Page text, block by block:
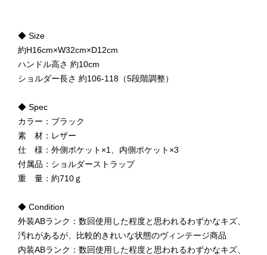
◆ Size
約H16cm×W32cm×D12cm
ハンドル高さ 約10cm
ショルダー長さ 約106-118（5段階調整）
◆ Spec
カラー：ブラック
素 材：レザー
仕 様：外側ポケット×1、内側ポケット×3
付属品：ショルダーストラップ
重 量：約710ｇ
◆ Condition
外装ABランク：数回使用した程度と思われるわずかなキズ、
汚れがあるが、比較的きれいな状態のヴィンテージ商品
内装ABランク：数回使用した程度と思われるわずかなキズ、